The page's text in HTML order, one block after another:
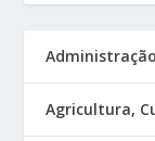
Agricultura,